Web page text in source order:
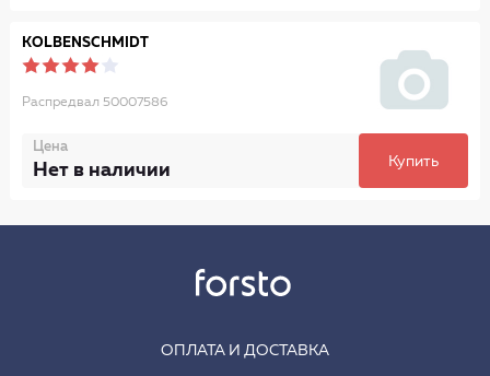
KOLBENSCHMIDT
Распредвал 50007586
Цена
Нет в наличии Купить
ОПЛАТА И ДОСТАВКА